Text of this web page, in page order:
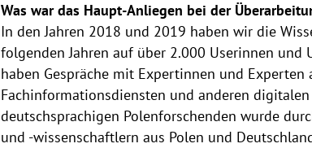
Was war das Haupt-Anliegen bei der
In den Jahren 2018 und 2019 haben wir die
folgenden Jahren auf über 2.000 Userinnen und
haben Gespräche mit Expertinnen und
Fachinformationsdiensten und anderen
deutschsprachigen Polenforschenden wurde
und -wissenschaftlern aus Polen und